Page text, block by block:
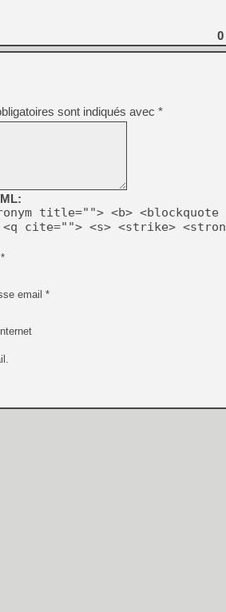
[LS] [PS5] Le WebKit
[GK] Oubliez Crazy Taxi,
[LS] [Switch] NSZ 5.0.0
[GK] No More Room in
[GK] Un chatbot Atelier
0
sont indiqués avec *
title=""> <b> <blockquote
<q cite=""> <s> <strike>
email *